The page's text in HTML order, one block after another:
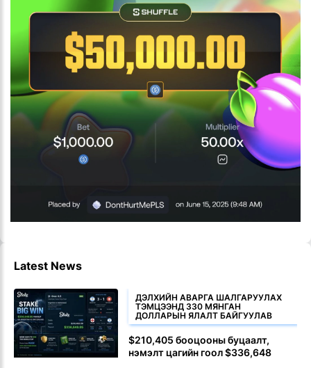
Latest News
ДЭЛХИЙН АВАРГА ШАЛГАРУУЛАХ
ТЭМЦЭЭНД 330 МЯНГАН
ДОЛЛАРЫН ЯЛАЛТ БАЙГУУЛАВ
$210,405 бооцооны буцаалт,
нэмэлт цагийн гоол $336,648